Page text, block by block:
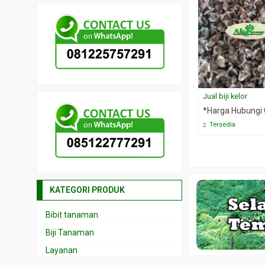
Jual biji kelor
*Harga Hubungi
Tersedia
KATEGORI PRODUK
Bibit tanaman
Biji Tanaman
Layanan